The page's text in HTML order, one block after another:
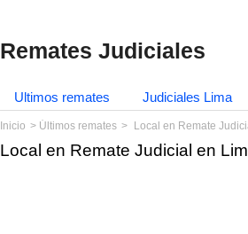
Remates Judiciales
Ultimos remates Judiciales Lima
Inicio Últimos remates Local en Remate
Local en Remate Judicial en